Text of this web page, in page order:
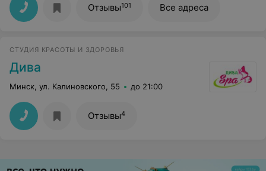
Отзывы101 Все адреса
СТУДИЯ КРАСОТЫ И ЗДОРОВЬЯ
Дива
Минск, ул. Калиновского, 55 до 21:00
Отзывы4